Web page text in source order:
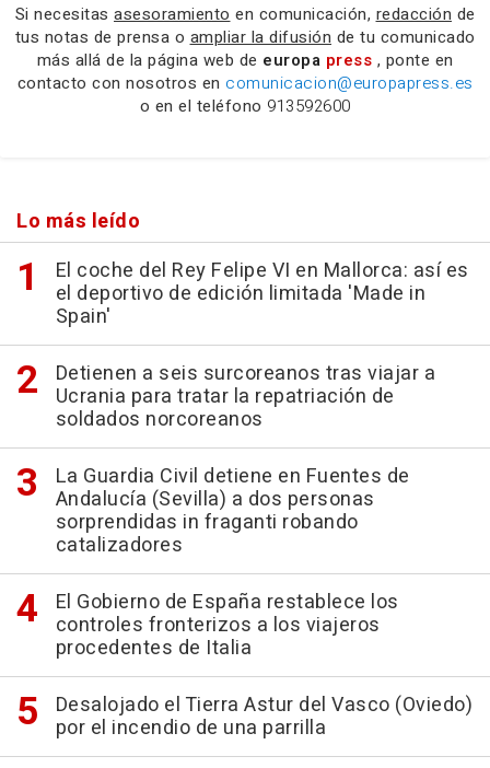
Si necesitas asesoramiento en comunicación, redacción de
tus notas de prensa o ampliar la difusión de tu comunicado
más allá de la página web de europa press , ponte en
contacto con nosotros en comunicacion@europapress.es
o en el teléfono 913592600
Lo más leído
El coche del Rey Felipe VI en Mallorca: así es
el deportivo de edición limitada 'Made in
Spain'
Detienen a seis surcoreanos tras viajar a
Ucrania para tratar la repatriación de
soldados norcoreanos
La Guardia Civil detiene en Fuentes de
Andalucía (Sevilla) a dos personas
sorprendidas in fraganti robando
catalizadores
El Gobierno de España restablece los
controles fronterizos a los viajeros
procedentes de Italia
Desalojado el Tierra Astur del Vasco (Oviedo)
por el incendio de una parrilla